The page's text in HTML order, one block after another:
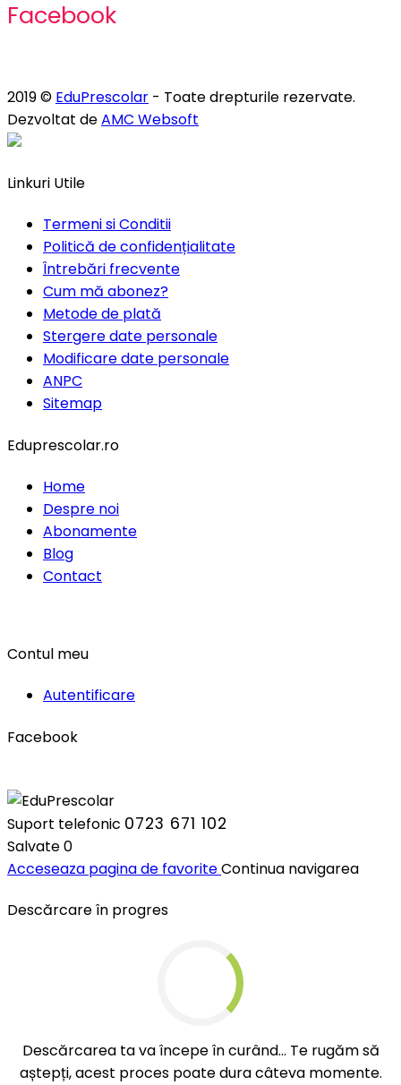
Facebook
2019 © EduPrescolar - Toate drepturile rezervate.
Dezvoltat deAMC Websoft
Linkuri Utile
Termeni si Conditii
Politică de confidențialitate
Întrebări frecvente
Cum mă abonez?
Metode de plată
Stergere date personale
Modificare date personale
ANPC
Sitemap
Eduprescolar.ro
Home
Despre noi
Abonamente
Blog
Contact
Contul meu
Autentificare
Facebook
Suport telefonic 0723 671 102
Salvate0
Acceseaza pagina de favoriteContinua navigarea
Descărcare în progres
Descărcarea ta va începe în curând... Te rugăm să
aștepți, acest proces poate dura câteva momente.